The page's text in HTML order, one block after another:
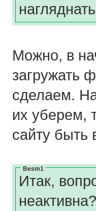
Можно, в
загружать
сделаем.
их уберем,
сайту быть
Besm1
Итак,